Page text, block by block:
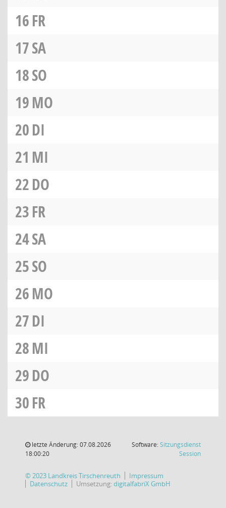
16FR
17SA
18SO
19MO
20DI
21 MI
22DO
23FR
24SA
25SO
26MO
27DI
28MI
29DO
30FR
letzte Änderung: 07.08.2026
18:00:20
Software:Sitzungsdienst
Session(Wird in
© 2023 Landkreis Tirschenreuth
Impressum
Datenschutz
Umsetzung:digitalfabriX GmbH